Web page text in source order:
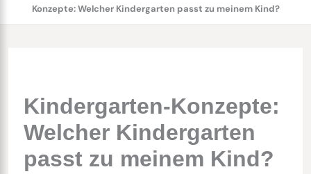
Konzepte: Welcher Kindergarten passt zu meinem Kind?
Kindergarten-Konzepte:
Welcher Kindergarten
passt zu meinem Kind?